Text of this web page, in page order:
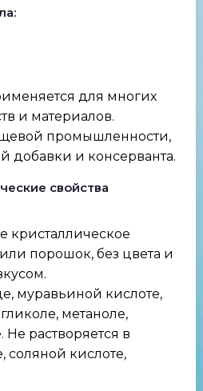
для многих
и материалов.
промышленности,
добавки и консерванта.
свойства
кристаллическое
порошок, без цвета и
муравьиной кислоте,
метаноле,
растворяется в
кислоте,